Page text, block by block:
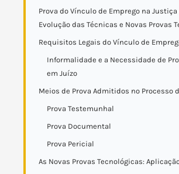
Prova do Vínculo de Emprego na
Evolução das Técnicas e Novas Provas
Requisitos Legais do Vínculo de
Informalidade e a Necessidade de
em Juízo
Meios de Prova Admitidos no Processo
Prova Testemunhal
Prova Documental
Prova Pericial
As Novas Provas Tecnológicas: